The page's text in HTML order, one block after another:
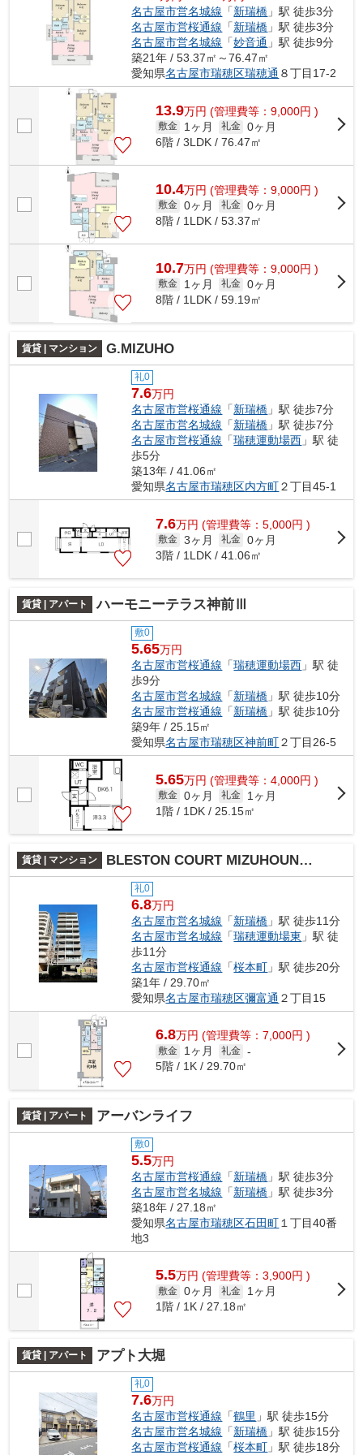
名古屋市営名城線 「新瑞橋 」駅 徒歩3分
名古屋市営桜通線 「新瑞橋 」駅 徒歩3分
名古屋市営名城線 「妙音通 」駅 徒歩9分
築21年 / 53.37㎡～76.47㎡
愛知県名古屋市瑞穂区瑞穂通 ８丁目17-2
13.9万円 (管理費等：9,000円 )
敷金 1ヶ月 礼金 0ヶ月
6階 / 3LDK / 76.47㎡
10.4万円 (管理費等：9,000円 )
敷金 0ヶ月 礼金 0ヶ月
8階 / 1LDK / 53.37㎡
10.7万円 (管理費等：9,000円 )
敷金 1ヶ月 礼金 0ヶ月
8階 / 1LDK / 59.19㎡
賃貸 | マンション G.MIZUHO
礼0
7.6万円
名古屋市営桜通線 「新瑞橋 」駅 徒歩7分
名古屋市営名城線 「新瑞橋 」駅 徒歩7分
名古屋市営桜通線 「瑞穂運動場西 」駅 徒
歩5分
築13年 / 41.06㎡
愛知県名古屋市瑞穂区内方町２丁目45-1
7.6万円 (管理費等：5,000円 )
敷金 3ヶ月 礼金 0ヶ月
3階 / 1LDK / 41.06㎡
賃貸 | アパート ハーモニーテラス神前Ⅲ
敷0
5.65万円
名古屋市営桜通線 「瑞穂運動場西 」駅 徒
歩9分
名古屋市営名城線 「新瑞橋 」駅 徒歩10分
名古屋市営桜通線 「新瑞橋 」駅 徒歩10分
築9年 / 25.15㎡
愛知県名古屋市瑞穂区神前町２丁目26-5
5.65万円 (管理費等：4,000円 )
敷金 0ヶ月 礼金
1ヶ月
1階 / 1DK / 25.15㎡
賃貸 | マンション BLESTON COURT MIZUHOUNDOJOHIGASHI
礼0
6.8万円
名古屋市営名城線 「新瑞橋 」駅 徒歩11分
名古屋市営名城線 「瑞穂運動場東 」駅 徒
歩11分
名古屋市営桜通線 「桜本町 」駅 徒歩20分
築1年 / 29.70㎡
愛知県名古屋市瑞穂区彌富通 ２丁目15
6.8万円 (管理費等：7,000円 )
敷金 1ヶ月 礼金 -
5階 / 1K / 29.70㎡
賃貸 | アパート アーバンライフ
敷0
5.5万円
名古屋市営桜通線 「新瑞橋 」駅 徒歩3分
名古屋市営名城線 「新瑞橋 」駅 徒歩3分
築18年 / 27.18㎡
愛知県名古屋市瑞穂区石田町 １丁目40番
地3
5.5万円 (管理費等：3,900円 )
敷金 0ヶ月 礼金
1ヶ月
1階 / 1K / 27.18㎡
賃貸 | アパート アプト大堀
礼0
7.6万円
名古屋市営桜通線 「鶴里 」駅 徒歩15分
名古屋市営名城線 「新瑞橋 」駅 徒歩15分
名古屋市営桜通線 「桜本町 」駅 徒歩18分